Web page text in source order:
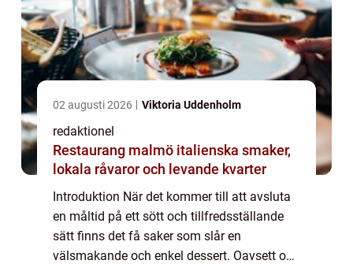
02 augusti 2026 Viktoria Uddenholm
redaktionel
Restaurang malmö italienska smaker,
lokala råvaror och levande kvarter
Introduktion När det kommer till att avsluta
en måltid på ett sött och tillfredsställande
sätt finns det få saker som slår en
välsmakande och enkel dessert. Oavsett om